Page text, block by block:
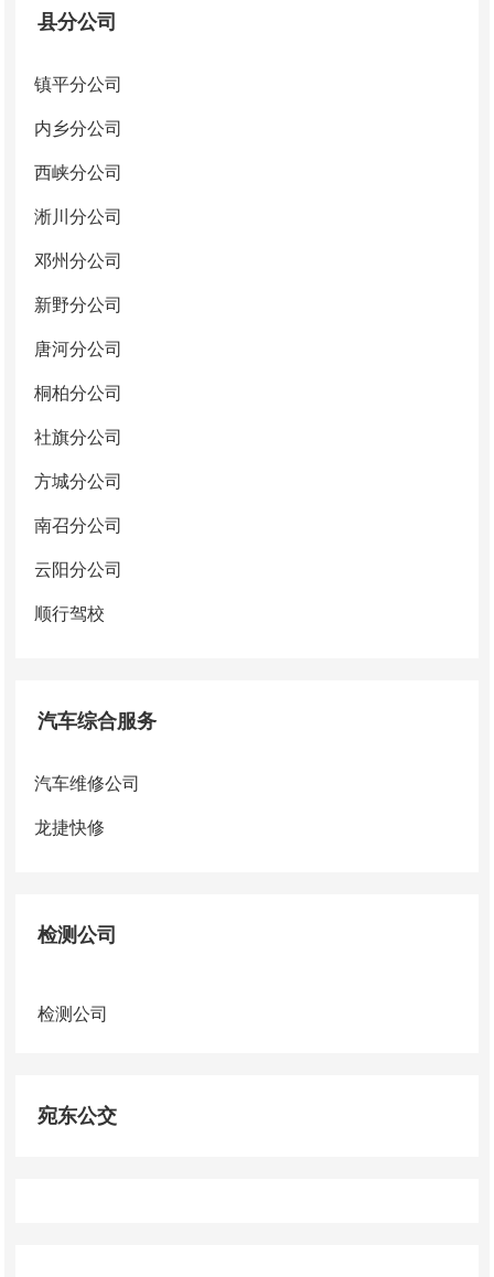
县分公司
镇平分公司
内乡分公司
西峡分公司
淅川分公司
邓州分公司
新野分公司
唐河分公司
桐柏分公司
社旗分公司
方城分公司
南召分公司
云阳分公司
顺行驾校
汽车综合服务
汽车维修公司
龙捷快修
检测公司
检测公司
宛东公交